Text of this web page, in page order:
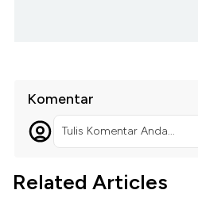
Komentar
Tulis Komentar Anda...
Related Articles